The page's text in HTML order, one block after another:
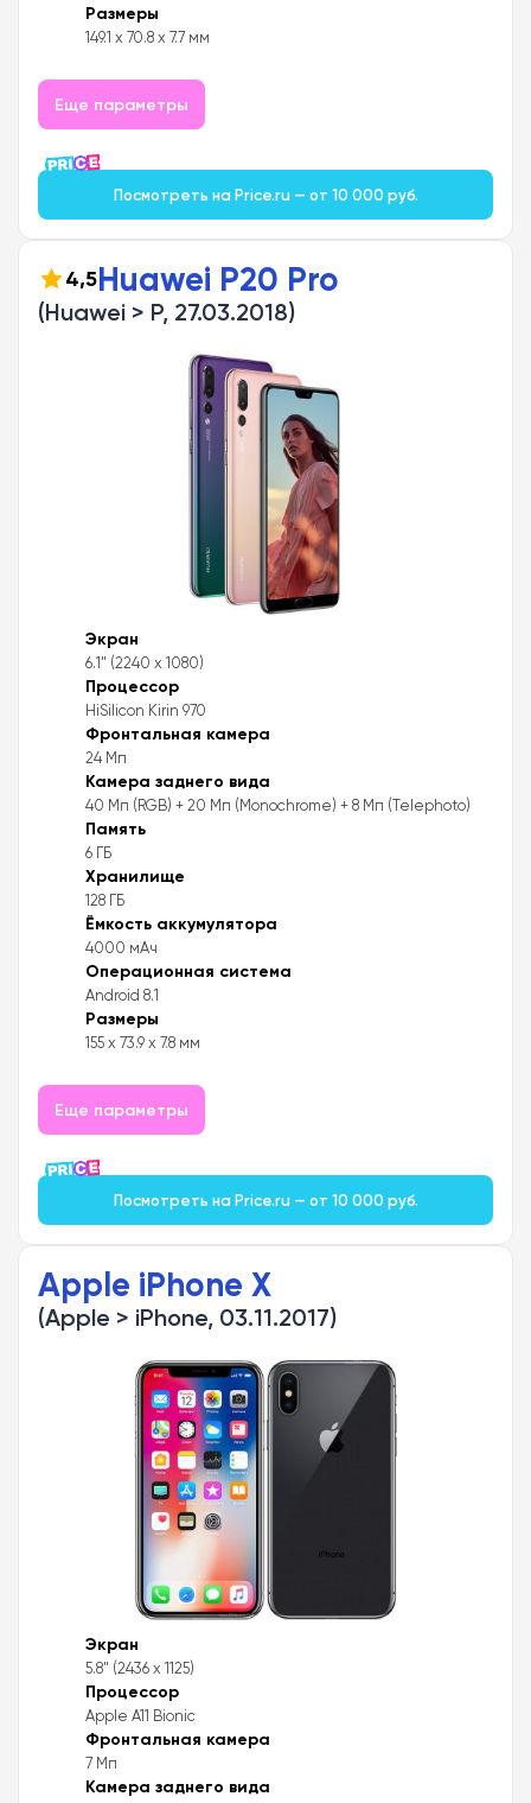
Размеры
149.1 x 70.8 x 7.7 мм
Еще параметры
Посмотреть на Price.ru — от 10 000 руб.
4,5Huawei P20 Pro
(Huawei > P, 27.03.2018)
Экран
6.1" (2240 x 1080)
Процессор
HiSilicon Kirin 970
Фронтальная камера
24 Мп
Камера заднего вида
40 Мп (RGB) + 20 Мп (Monochrome) + 8 Мп (Telephoto)
Память
6 ГБ
Хранилище
128 ГБ
Ёмкость аккумулятора
4000 мАч
Операционная система
Android 8.1
Размеры
155 x 73.9 x 7.8 мм
Еще параметры
Посмотреть на Price.ru — от 10 000 руб.
Apple iPhone X
(Apple > iPhone, 03.11.2017)
Экран
5.8" (2436 x 1125)
Процессор
Apple A11 Bionic
Фронтальная камера
7 Мп
Камера заднего вида